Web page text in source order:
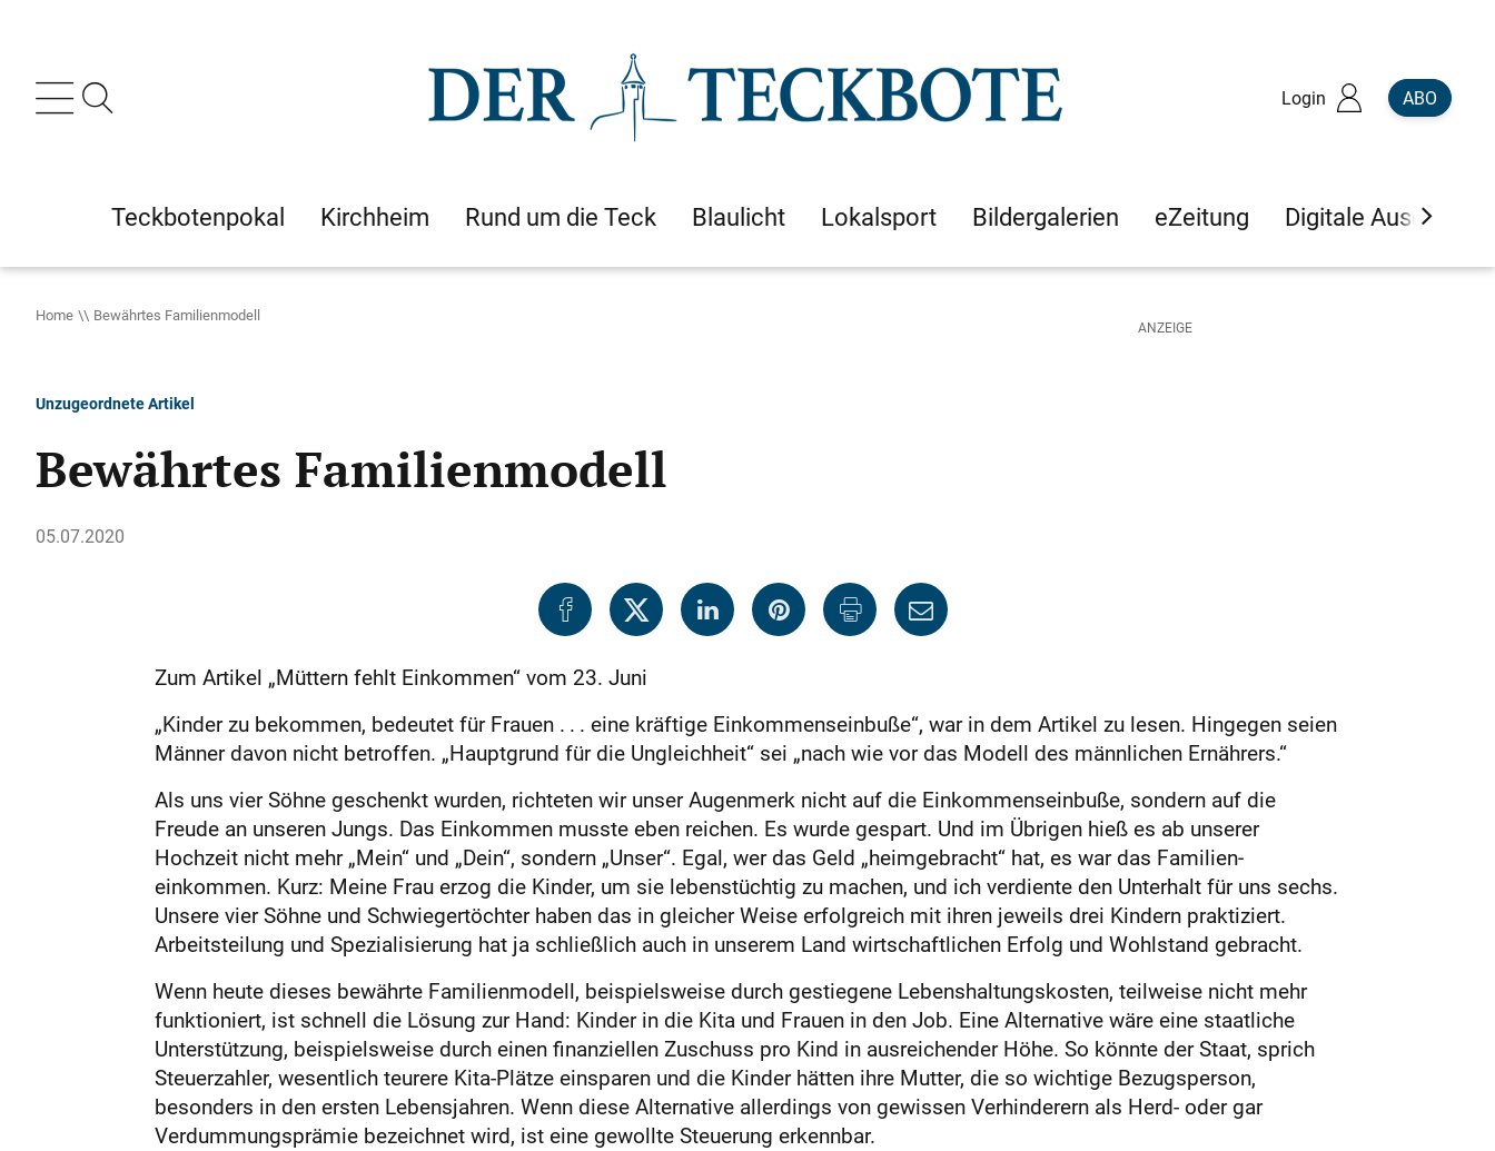
Login ABO
Teckbotenpokal Kirchheim Rund um die Teck Blaulicht Lokalsport Bildergalerien eZeitung Digitale Ausgaben
Home Bewährtes Familienmodell
Unzugeordnete Artikel
Bewährtes Familienmodell
05.07.2020
Zum Artikel „Müttern fehlt Einkommen“ vom 23. Juni
„Kinder zu bekommen, bedeutet für Frauen . . . eine kräftige Einkommenseinbuße“, war in dem Artikel zu lesen. Hingegen seien
Männer davon nicht betroffen. „Hauptgrund für die Ungleichheit“ sei „nach wie vor das Modell des männlichen Ernährers.“
Als uns vier Söhne geschenkt wurden, richteten wir unser Augenmerk nicht auf die Einkommenseinbuße, sondern auf die
Freude an unseren Jungs. Das Einkommen musste eben reichen. Es wurde gespart. Und im Übrigen hieß es ab unserer
Hochzeit nicht mehr „Mein“ und „Dein“, sondern „Unser“. Egal, wer das Geld „heimgebracht“ hat, es war das Familien­
einkommen. Kurz: Meine Frau erzog die Kinder, um sie lebenstüchtig zu machen, und ich verdiente den Unterhalt für uns sechs.
Unsere vier Söhne und Schwiegertöchter haben das in gleicher Weise erfolgreich mit ihren jeweils drei Kindern praktiziert.
Arbeitsteilung und Spezialisierung hat ja schließlich auch in unserem Land wirtschaftlichen Erfolg und Wohlstand gebracht.
Wenn heute dieses bewährte Familienmodell, beispielsweise durch gestiegene Lebenshaltungskosten, teilweise nicht mehr
funktioniert, ist schnell die Lösung zur Hand: Kinder in die Kita und Frauen in den Job. Eine Alternative wäre eine staatliche
Unterstützung, beispielsweise durch einen finanziellen Zuschuss pro Kind in ausreichender Höhe. So könnte der Staat, sprich
Steuerzahler, wesentlich teurere Kita-Plätze einsparen und die Kinder hätten ihre Mutter, die so wichtige Bezugsperson,
besonders in den ersten Lebensjahren. Wenn diese Alternative allerdings von gewissen Verhinderern als Herd- oder gar
Verdummungsprämie bezeichnet wird, ist eine gewollte Steuerung erkennbar.